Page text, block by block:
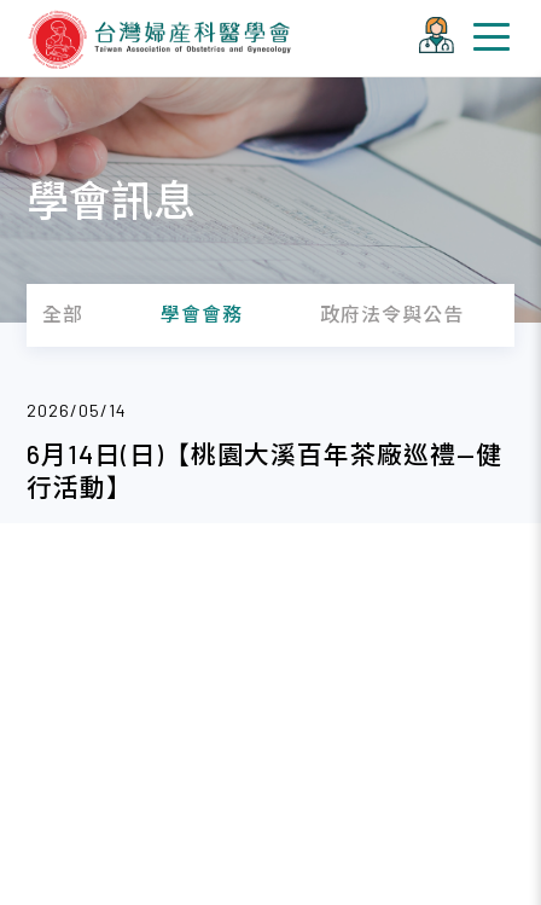
學會訊息
全部 學會會務 政府法令與公告
2026/05/14
6月14日(日)【桃園大溪百年茶廠巡禮—健
行活動】